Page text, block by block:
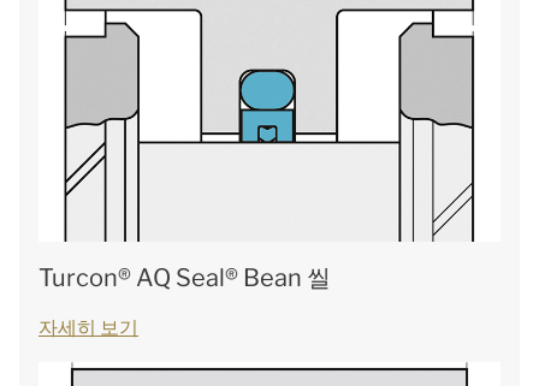
Turcon® AQ Seal® Bean 씰
자세히 보기